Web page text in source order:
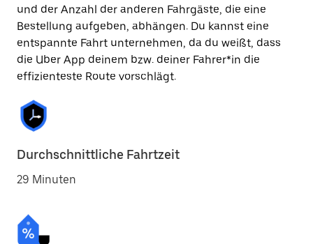
und der Anzahl der anderen Fahrgäste, die eine
Bestellung aufgeben, abhängen. Du kannst eine
entspannte Fahrt unternehmen, da du weißt, dass
die Uber App deinem bzw. deiner Fahrer*in die
effizienteste Route vorschlägt.
Durchschnittliche Fahrtzeit
29 Minuten